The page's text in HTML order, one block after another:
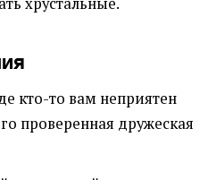
кто-то вам неприятен
проверенная дружеская